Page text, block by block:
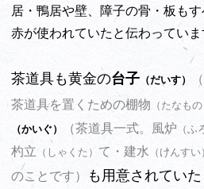
居・鴨居や壁、障子の骨・板もす
赤が使われていたと伝わっていま
茶道具も黄金の台子 （だいす）
茶道具を置くための棚物 （たなもの
（かいぐ） （茶道具一式。風炉 （ふ
杓立 （しゃくた） て・建水 （けんすい
のことです）
も用意されてい